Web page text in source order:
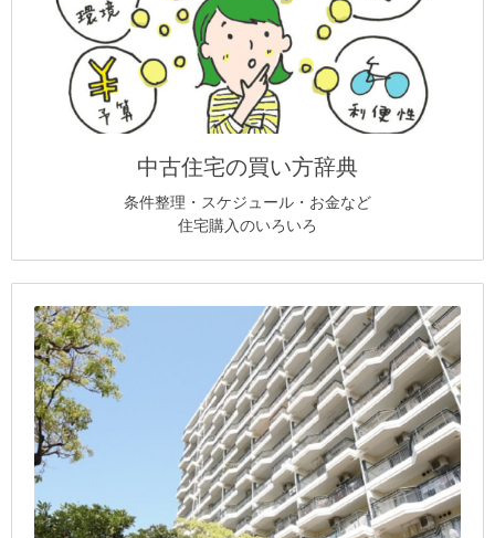
中古住宅の買い方辞典
条件整理・スケジュール・お金など
住宅購入のいろいろ